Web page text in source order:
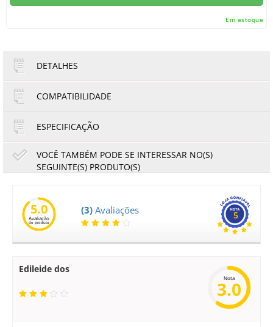
Em estoque
DETALHES
COMPATIBILIDADE
ESPECIFICAÇÃO
VOCÊ TAMBÉM PODE SE INTERESSAR NO(S)
SEGUINTE(S) PRODUTO(S)
101,45 ou R$566,09
5.0
Avaliação
do produto
(3) Avaliações 5
Edileide dos
Nota
3.0